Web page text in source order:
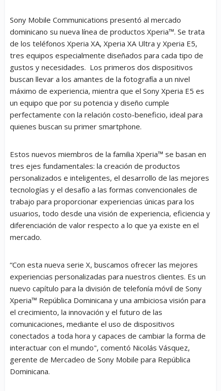
Sony Mobile Communications presentó al mercado
dominicano su nueva línea de productos Xperia™. Se trata
de los teléfonos Xperia XA, Xperia XA Ultra y Xperia E5,
tres equipos especialmente diseñados para cada tipo de
gustos y necesidades. Los primeros dos dispositivos
buscan llevar a los amantes de la fotografía a un nivel
máximo de experiencia, mientra que el Sony Xperia E5 es
un equipo que por su potencia y diseño cumple
perfectamente con la relación costo-beneficio, ideal para
quienes buscan su primer smartphone.
Estos nuevos miembros de la familia Xperia™ se basan en
tres ejes fundamentales: la creación de productos
personalizados e inteligentes, el desarrollo de las mejores
tecnologías y el desafío a las formas convencionales de
trabajo para proporcionar experiencias únicas para los
usuarios, todo desde una visión de experiencia, eficiencia y
diferenciación de valor respecto a lo que ya existe en el
mercado.
“Con esta nueva serie X, buscamos ofrecer las mejores
experiencias personalizadas para nuestros clientes. Es un
nuevo capítulo para la división de telefonía móvil de Sony
Xperia™ República Dominicana y una ambiciosa visión para
el crecimiento, la innovación y el futuro de las
comunicaciones, mediante el uso de dispositivos
conectados a toda hora y capaces de cambiar la forma de
interactuar con el mundo", comentó Nicolás Vásquez,
gerente de Mercadeo de Sony Mobile para República
Dominicana.